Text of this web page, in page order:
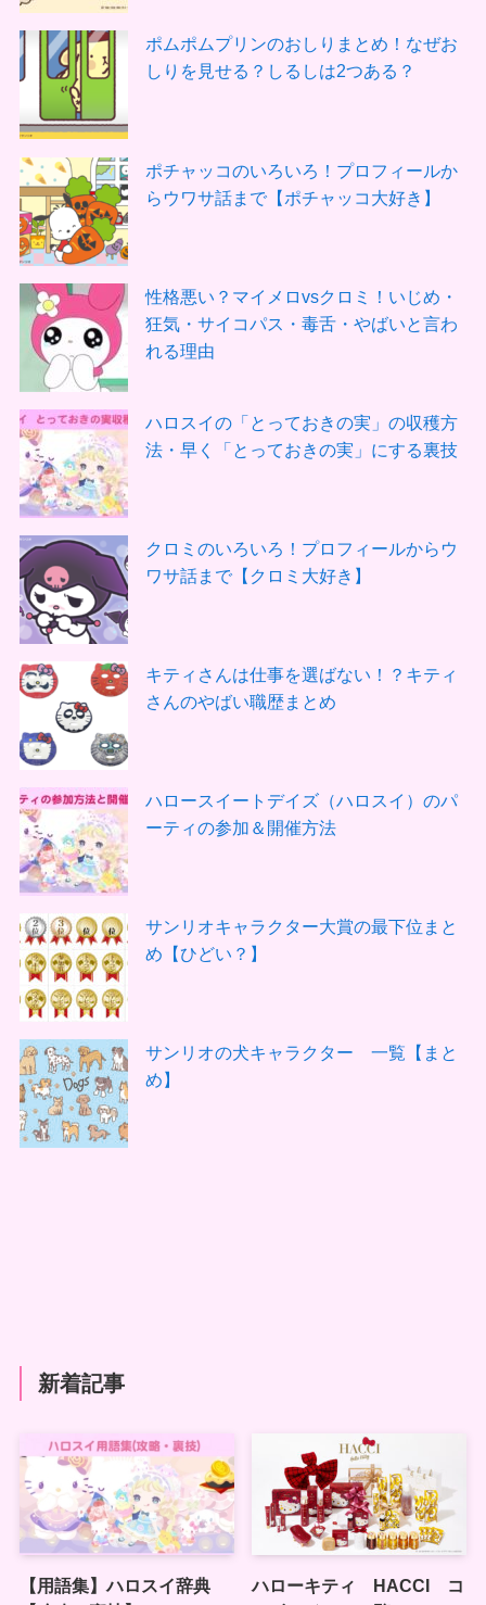
ポムポムプリンのおしりまとめ！なぜお
しりを見せる？しるしは2つある？
ポチャッコのいろいろ！プロフィールか
らウワサ話まで【ポチャッコ大好き】
性格悪い？マイメロvsクロミ！いじめ・
狂気・サイコパス・毒舌・やばいと言わ
れる理由
ハロスイの「とっておきの実」の収穫方
法・早く「とっておきの実」にする裏技
クロミのいろいろ！プロフィールからウ
ワサ話まで【クロミ大好き】
キティさんは仕事を選ばない！？キティ
さんのやばい職歴まとめ
ハロースイートデイズ（ハロスイ）のパ
ーティの参加＆開催方法
サンリオキャラクター大賞の最下位まと
め【ひどい？】
サンリオの犬キャラクター 一覧【まと
め】
新着記事
【用語集】ハロスイ辞典
ハローキティ HACCI コ